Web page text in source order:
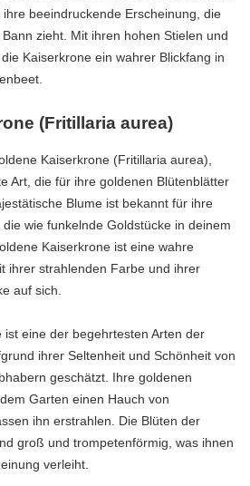
beeindruckende Erscheinung, die
zieht. Mit ihren hohen Stielen und
Kaiserkrone ein wahrer Blickfang in
(Fritillaria aurea)
Kaiserkrone (Fritillaria aurea),
Art, die für ihre goldenen Blütenblätter
Blume ist bekannt für ihre
wie funkelnde Goldstücke in deinem
Kaiserkrone ist eine wahre
ihrer strahlenden Farbe und ihrer
auf sich.
ist eine der begehrtesten Arten der
ihrer Seltenheit und Schönheit von
geschätzt. Ihre goldenen
Garten einen Hauch von
ihn erstrahlen. Die Blüten der
groß und trompetenförmig, was ihnen
verleiht.